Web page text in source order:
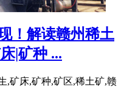
！解读赣州稀土
|矿种 ...
,矿床,矿种,矿区,稀土矿,赣